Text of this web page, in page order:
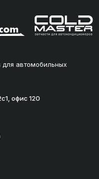
для автомобильных
офис 120